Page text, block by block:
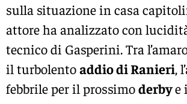
sulla situazione in casa
attore ha analizzato con
tecnico di Gasperini. Tra
il turbolentoaddio di Ranieri,
febbrile per il prossimoderbye